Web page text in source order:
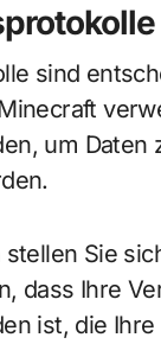
sind
um
Sie
dass Ihre
ist, die